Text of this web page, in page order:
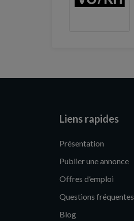
Liens rapides
Présentation
Publier une annonce
Offres d’emploi
Questions fréquentes
Blog